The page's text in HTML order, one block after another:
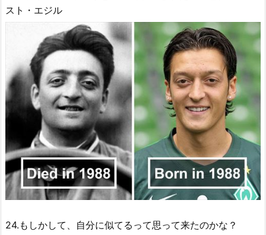
スト・エジル
24.もしかして、自分に似てるって思って来たのかな？